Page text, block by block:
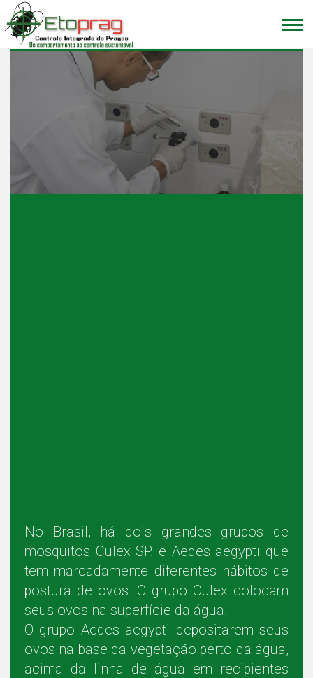
No Brasil, há dois grandes grupos de
mosquitos Culex SP. e Aedes aegypti que
tem marcadamente diferentes hábitos de
postura de ovos. O grupo Culex colocam
seus ovos na superfície da água.
O grupo Aedes aegypti depositarem seus
ovos na base da vegetação perto da água,
acima da linha de água em recipientes